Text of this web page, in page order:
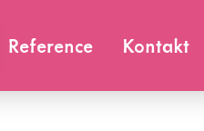
Reference Kontakt